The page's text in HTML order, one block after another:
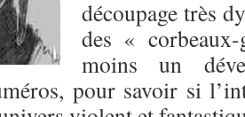
découpage très
des «
moins un
pour savoir si